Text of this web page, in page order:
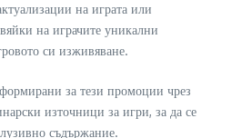
на играта или
на играчите уникални
си изживяване.
за тези промоции чрез
източници за игри, за да се
съдържание.